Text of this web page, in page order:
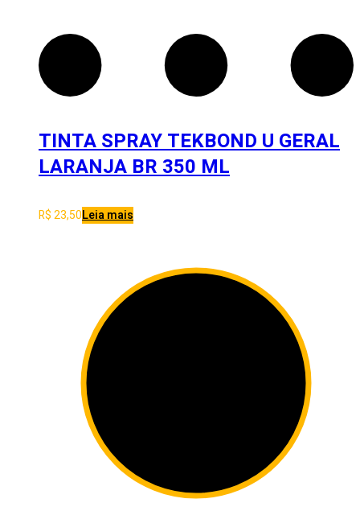
TINTA SPRAY TEKBOND U GERAL
LARANJA BR 350 ML
R$23,50Leia mais